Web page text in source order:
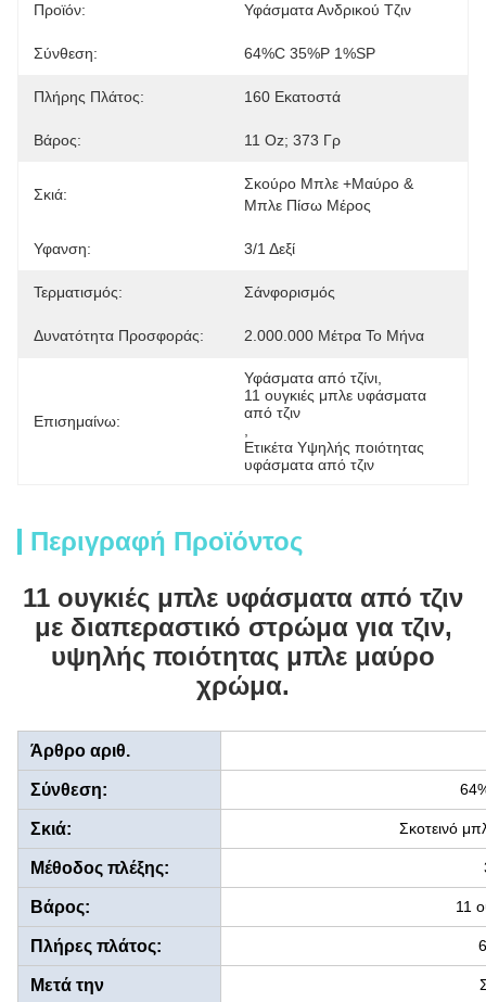
Προϊόν: Υφάσματα Ανδρικού Τζιν
Σύνθεση: 64%C 35%P 1%SP
Πλήρης Πλάτος: 160 Εκατοστά
Βάρος: 11 Oz; 373 Γρ
Σκιά:
Σκούρο Μπλε +μαύρο &
Μπλε Πίσω Μέρος
Υφανση: 3/1 Δεξί
Τερματισμός: Σάνφορισμός
Δυνατότητα Προσφοράς: 2.000.000 Μέτρα Το Μήνα
Επισημαίνω:
Υφάσματα από τζίνι
11 ουγκιές μπλε υφάσματα
από τζιν
Ετικέτα Υψηλής ποιότητας
υφάσματα από τζιν
Περιγραφή Προϊόντος
11 ουγκιές μπλε υφάσματα από τζιν
με διαπεραστικό στρώμα για τζιν,
υψηλής ποιότητας μπλε μαύρο
χρώμα.
Άρθρο αριθ.
Σύνθεση:
Σκιά: Σκοτεινό
Μέθοδος πλέξης:
Βάρος: 11
Πλήρες πλάτος:
Μετά την